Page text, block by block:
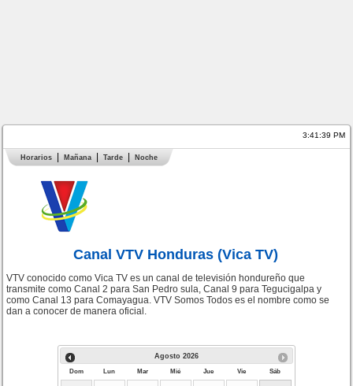
3:41:39 PM
Horarios Mañana Tarde Noche
Canal VTV Honduras (Vica TV)
VTV conocido como Vica TV es un canal de televisión hondureño que
transmite como Canal 2 para San Pedro sula, Canal 9 para Tegucigalpa y
como Canal 13 para Comayagua. VTV Somos Todos es el nombre como se
dan a conocer de manera oficial.
Agosto 2026
Dom Lun Mar Mié Jue Vie Sáb